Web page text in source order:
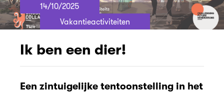
14/10/2025
Vakantieactiviteiten
Ik ben een dier!
Een zintuigelijke tentoonstelling in het